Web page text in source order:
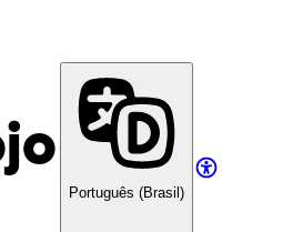
Português (Brasil)